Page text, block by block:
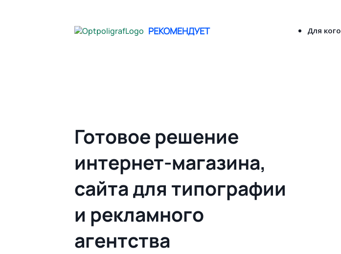
РЕКОМЕНДУЕТ Для кого
Готовое решение
интернет-магазина,
сайта для типографии
и рекламного
агентства